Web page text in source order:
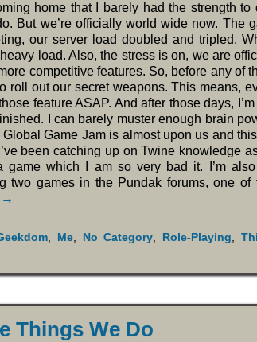
home that I barely had the strength
But we’re officially world wide now. The
our server load doubled and tripled.
load. Also, the stress is on, we are
competitive features. So, before any of
roll out our secret weapons. This means,
feature ASAP. And after those days,
I can barely muster enough brain
Game Jam is almost upon us and
been catching up on Twine knowledge
game which I am so very bad it. I’m
two games in the Pundak forums, one
→
, Me, No Category, Role-Playing,
Things We Do